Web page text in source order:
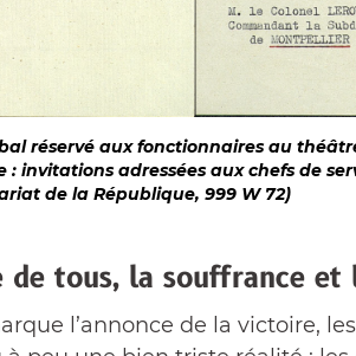
réservé aux fonctionnaires au
invitations adressées aux chefs de
de la République, 999 W 72)
tous, la souffrance et
l’annonce de la victoire,